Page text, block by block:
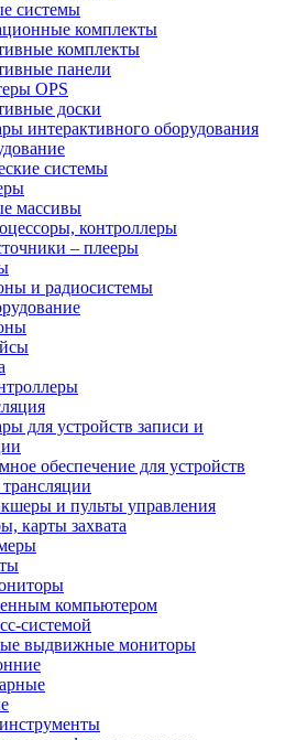
системы
комплекты
комплекты
панели
OPS
доски
интерактивного оборудования
системы
массивы
контроллеры
– плееры
и радиосистемы
для устройств записи и
обеспечение для устройств
и пульты управления
карты захвата
компьютером
системой
выдвижные мониторы